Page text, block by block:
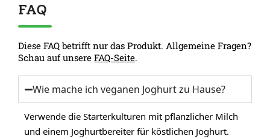
FAQ
Diese FAQ betrifft nur das Produkt. Allgemeine Fragen?
Schau auf unsere FAQ-Seite.
Wie mache ich veganen Joghurt zu Hause?
Verwende die Starterkulturen mit pflanzlicher Milch
und einem Joghurtbereiter für köstlichen Joghurt.